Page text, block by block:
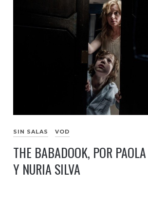
SIN SALAS VOD
THE BABADOOK, POR
Y NURIA SILVA